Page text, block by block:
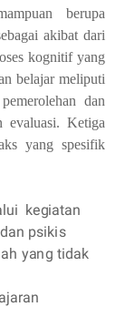
an berupa
ebagai akibat dari
es kognitif yang
n belajar meliputi
pemerolehan dan
evaluasi. Ketiga
ks yang spesifik
lui kegiatan
dan psikis
yang tidak
ajaran